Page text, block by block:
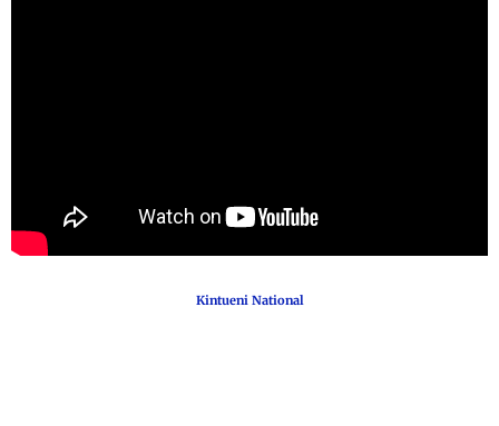
Kintueni National